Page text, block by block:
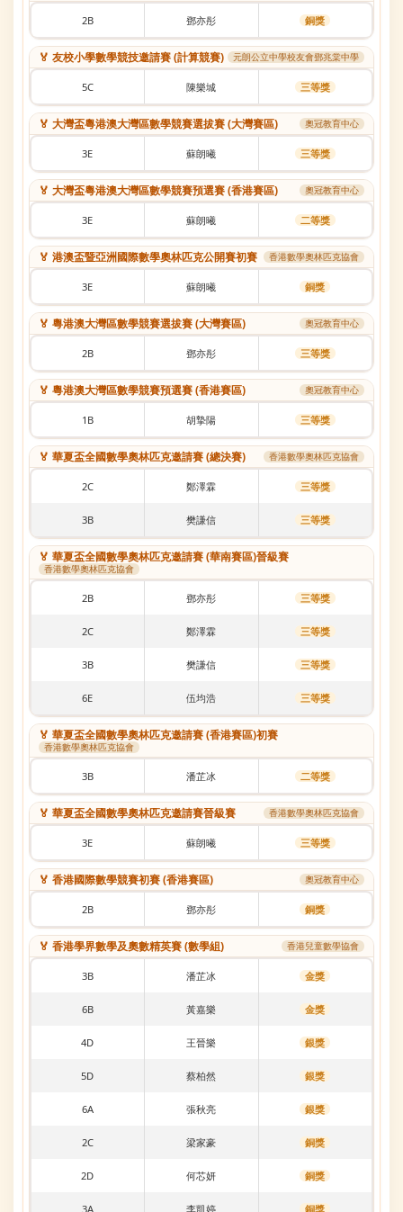
2B 鄧亦彤 銅獎
🏅 友校小學數學競技邀請賽 (計算競賽) 元朗公立中學校友會鄧兆棠中學
5C 陳樂城 三等獎
🏅 大灣盃粵港澳大灣區數學競賽選拔賽 (大灣賽區) 奧冠教育中心
3E 蘇朗曦 三等獎
🏅 大灣盃粵港澳大灣區數學競賽預選賽 (香港賽區) 奧冠教育中心
3E 蘇朗曦 二等獎
🏅 港澳盃暨亞洲國際數學奧林匹克公開賽初賽 香港數學奧林匹克協會
3E 蘇朗曦 銅獎
🏅 粵港澳大灣區數學競賽選拔賽 (大灣賽區) 奧冠教育中心
2B 鄧亦彤 三等獎
🏅 粵港澳大灣區數學競賽預選賽 (香港賽區) 奧冠教育中心
1B 胡摯陽 三等獎
🏅 華夏盃全國數學奧林匹克邀請賽 (總決賽) 香港數學奧林匹克協會
2C 鄭澤霖 三等獎
3B 樊謙信 三等獎
🏅 華夏盃全國數學奧林匹克邀請賽 (華南賽區)晉級賽
香港數學奧林匹克協會
2B 鄧亦彤 三等獎
2C 鄭澤霖 三等獎
3B 樊謙信 三等獎
6E 伍均浩 三等獎
🏅 華夏盃全國數學奧林匹克邀請賽 (香港賽區)初賽
香港數學奧林匹克協會
3B 潘芷冰 二等獎
🏅 華夏盃全國數學奧林匹克邀請賽晉級賽 香港數學奧林匹克協會
3E 蘇朗曦 三等獎
🏅 香港國際數學競賽初賽 (香港賽區) 奧冠教育中心
2B 鄧亦彤 銅獎
🏅 香港學界數學及奧數精英賽 (數學組) 香港兒童數學協會
3B 潘芷冰 金獎
6B 黃嘉樂 金獎
4D 王晉樂 銀獎
5D 蔡柏然 銀獎
6A 張秋亮 銀獎
2C 梁家豪 銅獎
2D 何芯妍 銅獎
3A 李凱婷 銅獎